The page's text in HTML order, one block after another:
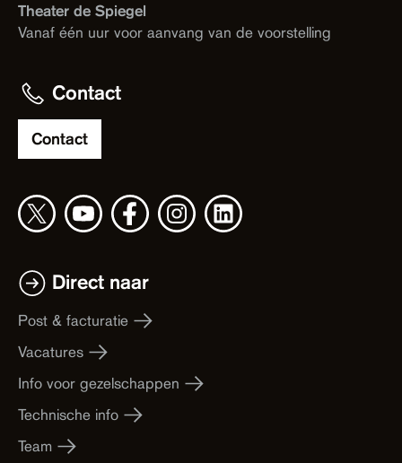
Theater de Spiegel
Vanaf één uur voor aanvang van de voorstelling
Contact
Contact
Direct naar
Post & facturatie
Vacatures
Info voor gezelschappen
Technische info
Team